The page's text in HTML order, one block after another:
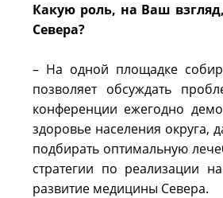
Какую роль, на Ваш
Севера?
– На одной площадке
позволяет обсуждать
конференции ежегодно
здоровье населения округа,
подбирать оптимальную
стратегии по реализации
развитие медицины Севера.